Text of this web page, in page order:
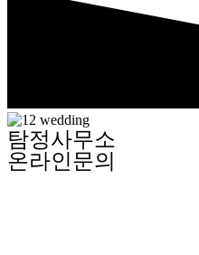
탐정사무소
온라인문의